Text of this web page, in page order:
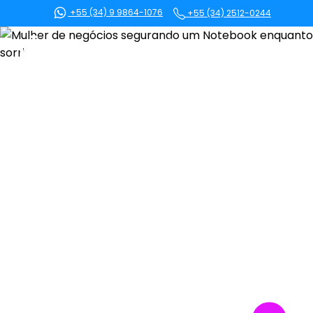
+55 (34) 9 9864-1076 +55 (34) 2512-0244